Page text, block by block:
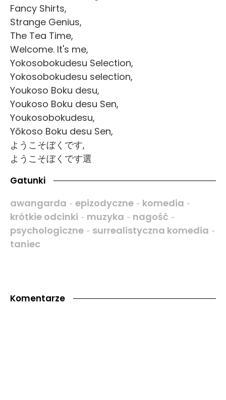
Fancy Shirts,
Strange Genius,
The Tea Time,
Welcome. It's me,
Yokosobokudesu Selection,
Yokosobokudesu selection,
Youkoso Boku desu,
Youkoso Boku desu Sen,
Youkosobokudesu,
Yōkoso Boku desu Sen,
ようこそぼくです,
ようこそぼくです選
Gatunki
awangarda - epizodyczne - komedia -
krótkie odcinki - muzyka - nagość -
psychologiczne - surrealistyczna komedia -
taniec
Komentarze